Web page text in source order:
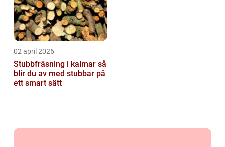
02 april 2026
Stubbfräsning i kalmar så
blir du av med stubbar på
ett smart sätt